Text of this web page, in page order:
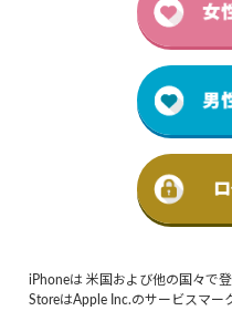
iPhoneは 米国および他の国々で
StoreはApple Inc.のサービスマー